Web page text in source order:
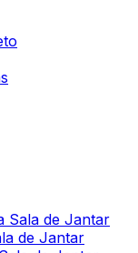
Sala de Jantar
de Jantar